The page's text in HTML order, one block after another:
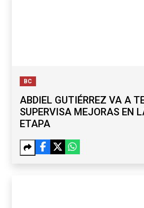
BC
ABDIEL GUTIÉRREZ VA A
SUPERVISA MEJORAS EN
ETAPA